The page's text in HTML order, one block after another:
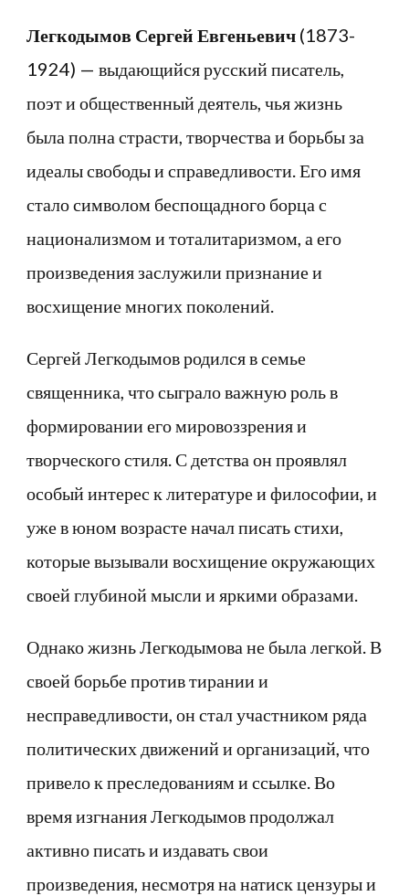
Легкодымов Сергей Евгеньевич (1873-
1924) — выдающийся русский писатель,
поэт и общественный деятель, чья жизнь
была полна страсти, творчества и борьбы за
идеалы свободы и справедливости. Его имя
стало символом беспощадного борца с
национализмом и тоталитаризмом, а его
произведения заслужили признание и
восхищение многих поколений.
Сергей Легкодымов родился в семье
священника, что сыграло важную роль в
формировании его мировоззрения и
творческого стиля. С детства он проявлял
особый интерес к литературе и философии, и
уже в юном возрасте начал писать стихи,
которые вызывали восхищение окружающих
своей глубиной мысли и яркими образами.
Однако жизнь Легкодымова не была легкой. В
своей борьбе против тирании и
несправедливости, он стал участником ряда
политических движений и организаций, что
привело к преследованиям и ссылке. Во
время изгнания Легкодымов продолжал
активно писать и издавать свои
произведения, несмотря на натиск цензуры и